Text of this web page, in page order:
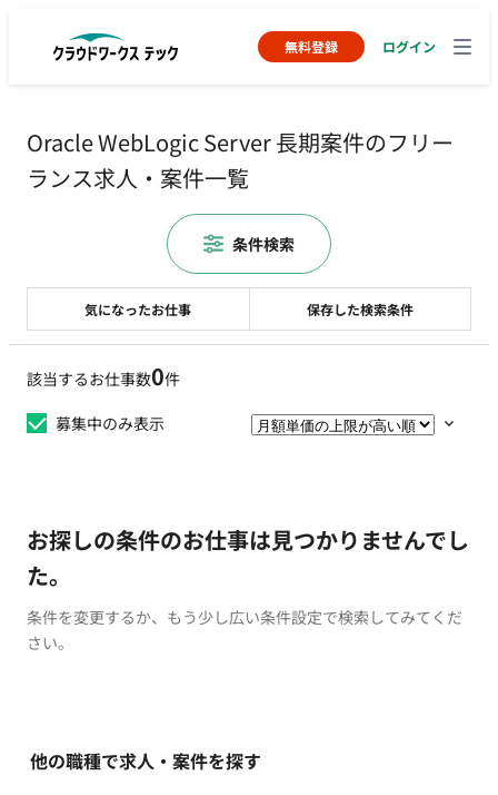
無料登録 ログイン
Oracle WebLogic Server 長期案件のフリー
ランス求人・案件一覧
該当するお仕事数0件
募集中のみ表示
お探しの条件のお仕事は見つかりませんでし
た。
条件を変更するか、もう少し広い条件設定で検索してみてくだ
さい。
他の職種で求人・案件を探す
気になったお仕事 保存した検索条件
条件検索